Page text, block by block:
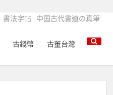
書法字帖 中国古代書道の真筆
古錢幣 古董台灣